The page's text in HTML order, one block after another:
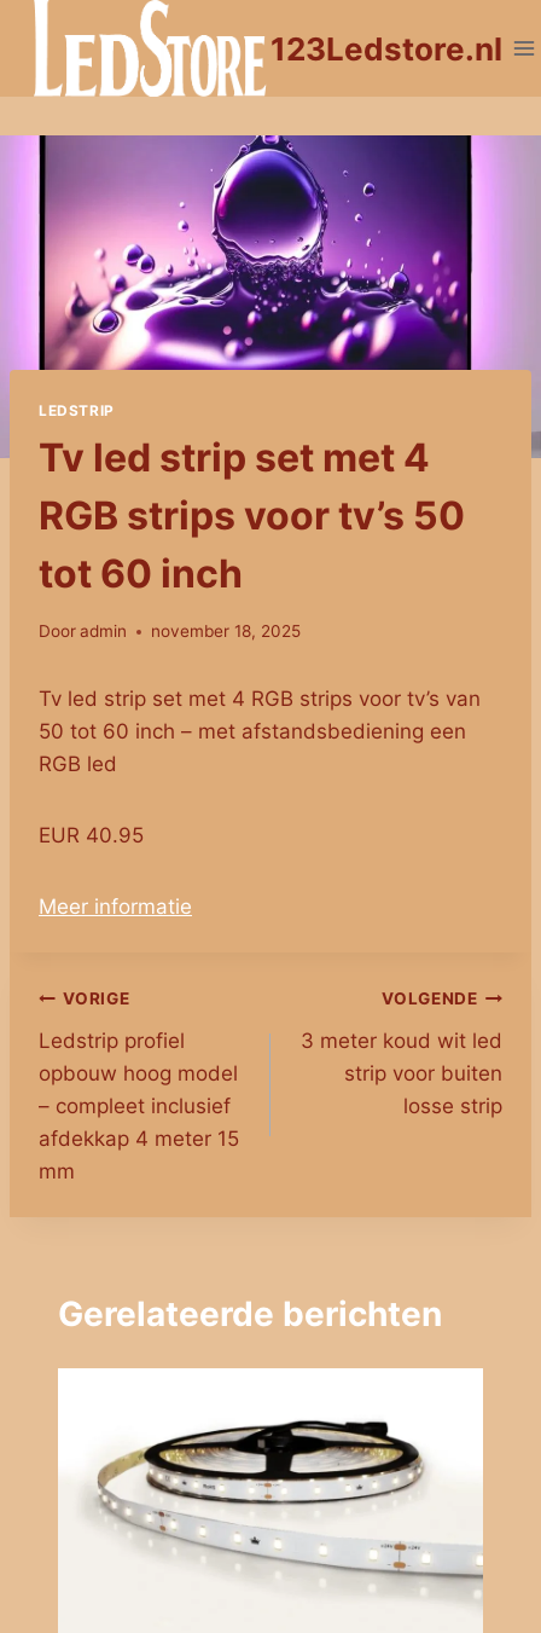
Doorgaan
inhoud
123Ledstore.nl
LEDSTRIP
Tv led strip set met 4
RGB strips voor tv’s 50
tot 60 inch
Dooradmin november 18, 2025
Tv led strip set met 4 RGB strips voor tv’s van
50 tot 60 inch – met afstandsbediening een
RGB led
EUR 40.95
Meer informatie
Bericht
navigatie
VORIGE
Ledstrip profiel
opbouw hoog model
– compleet inclusief
afdekkap 4 meter 15
mm
VOLGENDE
3 meter koud wit led
strip voor buiten
losse strip
Gerelateerde berichten